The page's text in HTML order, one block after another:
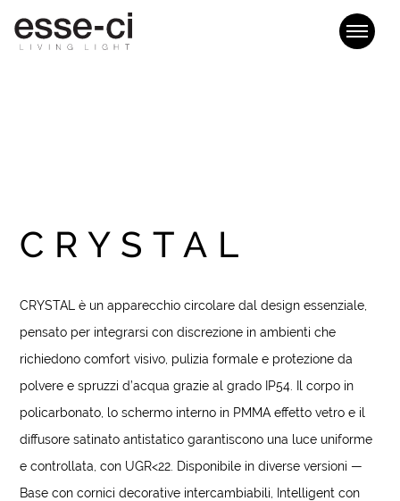
CRYSTAL
CRYSTAL è un apparecchio circolare dal design essenziale,
pensato per integrarsi con discrezione in ambienti che
richiedono comfort visivo, pulizia formale e protezione da
polvere e spruzzi d’acqua grazie al grado IP54. Il corpo in
policarbonato, lo schermo interno in PMMA effetto vetro e il
diffusore satinato antistatico garantiscono una luce uniforme
e controllata, con UGR<22. Disponibile in diverse versioni —
Base con cornici decorative intercambiabili, Intelligent con